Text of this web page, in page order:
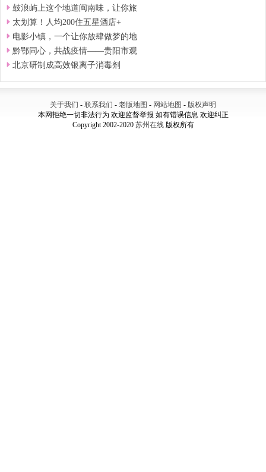
鼓浪屿上这个地道闽南味，让你旅
太划算！人均200住五星酒店+
电影小镇，一个让你放肆做梦的地
黔鄂同心，共战疫情——贵阳市观
北京研制成高效银离子消毒剂
关于我们 - 联系我们 - 老版地图 - 网站地图 - 版权声明
本网拒绝一切非法行为 欢迎监督举报 如有错误信息 欢迎纠正
Copyright 2002-2020 苏州在线版权所有